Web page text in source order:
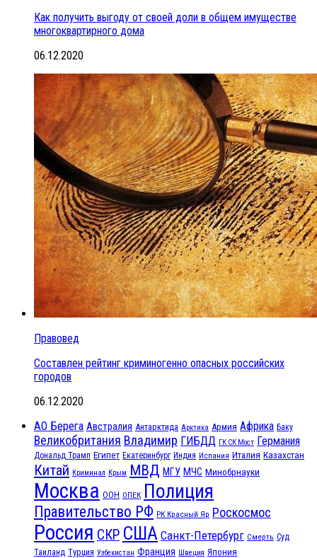
Как получить выгоду от своей доли в общем имуществе
многоквартирного дома
06.12.2020
Правовед
Составлен рейтинг криминогенно опасных российских
городов
06.12.2020
АО Берега Австралия Антарктида Арктика Армия Африка Баку
Великобритания Владимир ГИБДД ГК СК Мост Германия
Дональд Трамп Египет Екатеринбург Индия Испания Италия Казахстан
Китай Криминал Крым МВД МГУ МЧС Минобрнауки
Москва ООН ОПЕК Полиция
Правительство РФ РК Красный Яр Роскосмос
Россия СКР США Санкт-Петербург Смерть Суд
Таиланд Турция Узбекистан Франция Швеция Япония